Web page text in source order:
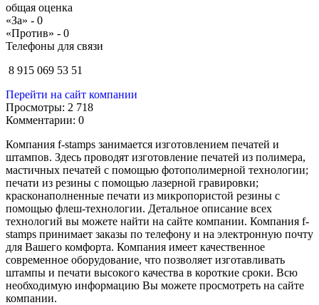
общая оценка
«За» - 0
«Против» - 0
Телефоны для связи
8 915 069 53 51
Перейти на сайт компании
Просмотры: 2 718
Комментарии: 0
Компания f-stamps занимается изготовлением печатей и
штампов. Здесь проводят изготовление печатей из полимера,
мастичных печатей с помощью фотополимерной технологии;
печати из резины с помощью лазерной гравировки;
красконаполненные печати из микропористой резины с
помощью флеш-технологии. Детальное описание всех
технологий вы можете найти на сайте компании. Компания f-
stamps принимает заказы по телефону и на электронную почту
для Вашего комфорта. Компания имеет качественное
современное оборудование, что позволяет изготавливать
штампы и печати высокого качества в короткие сроки. Всю
необходимую информацию Вы можете просмотреть на сайте
компании.